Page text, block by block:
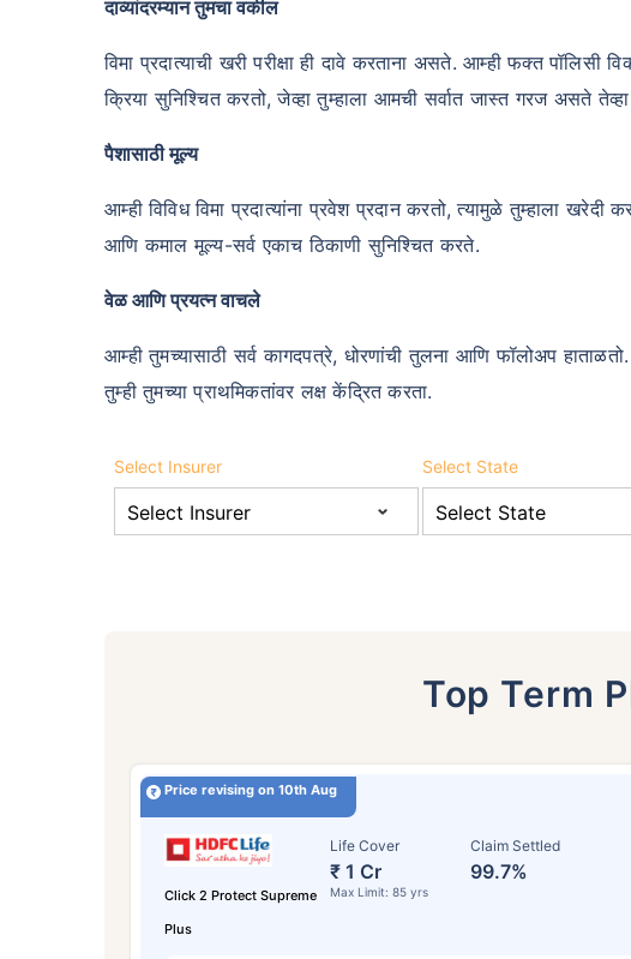
दाव्यांदरम्यान तुमचा वकील
विमा प्रदात्याची खरी परीक्षा ही दावे करताना असते. आम्ही फक्त
क्रिया सुनिश्चित करतो, जेव्हा तुम्हाला आमची सर्वात जास्त गरज असते तेव्हा
पैशासाठी मूल्य
आम्ही विविध विमा प्रदात्यांना प्रवेश प्रदान करतो, त्यामुळे तुम्हाला खरेदी
आणि कमाल मूल्य-सर्व एकाच ठिकाणी सुनिश्चित करते.
वेळ आणि प्रयत्न वाचले
आम्ही तुमच्यासाठी सर्व कागदपत्रे, धोरणांची तुलना आणि फॉलोअप
तुम्ही तुमच्या प्राथमिकतांवर लक्ष केंद्रित करता.
Select Insurer Select State
Top Term
Price revising on 10th Aug
Click 2 Protect Supreme
Plus
Life Cover
₹ 1 Cr
Max Limit: 85 yrs
Claim Settled
99.7%24 वर्षे